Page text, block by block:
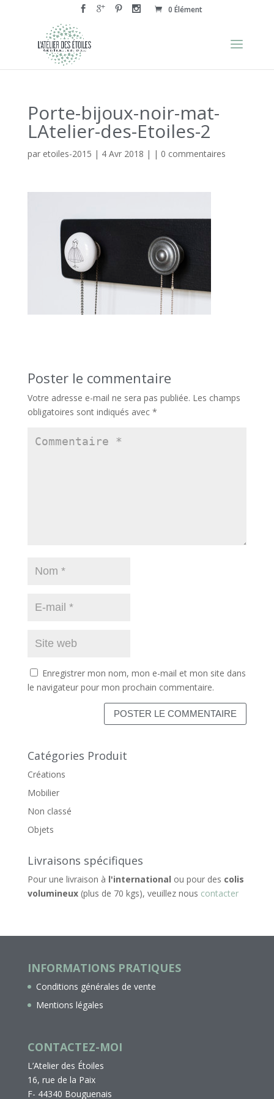
0 Élément
Porte-bijoux-noir-mat-
LAtelier-des-Etoiles-2
par etoiles-2015 | 4 Avr 2018 | | 0 commentaires
Poster le commentaire
Votre adresse e-mail ne sera pas publiée. Les champs
obligatoires sont indiqués avec *
Enregistrer mon nom, mon e-mail et mon site dans
le navigateur pour mon prochain commentaire.
Catégories Produit
Créations
Mobilier
Non classé
Objets
Livraisons spécifiques
Pour une livraison à l'international ou pour des colis
volumineux(plus de 70 kgs), veuillez nous contacter
INFORMATIONS PRATIQUES
Conditions générales de vente
Mentions légales
CONTACTEZ-MOI
L’Atelier des Étoiles
16, rue de la Paix
F- 44340 Bouguenais